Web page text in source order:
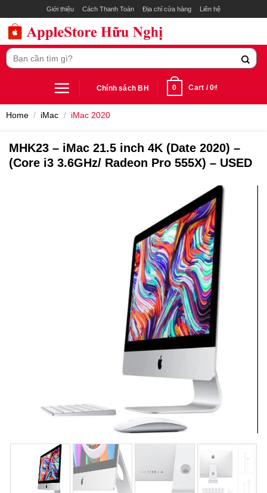
to
content
Giới thiệu Cách Thanh Toán Địa chỉ cửa hàng Liên hệ
Search
for:
Chính sách BH 0 Cart /0₫
Home / iMac / iMac 2020
MHK23 – iMac 21.5 inch 4K (Date 2020) –
(Core i3 3.6GHz/ Radeon Pro 555X) – USED